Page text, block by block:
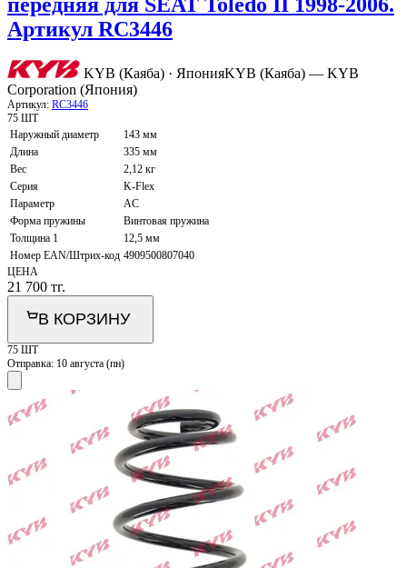
Артикул RC3446
KYB (Каяба) · ЯпонияKYB (Каяба) — KYB
Corporation (Япония)
Артикул: RC3446
75 ШТ
Наружный диаметр
143 мм
Длина
335 мм
Вес
2,12 кг
Серия
K-Flex
Параметр
AC
Форма пружины
Винтовая пружина
Толщина 1
12,5 мм
Номер EAN/Штрих-код 4909500807040
ЦЕНА
21 700 тг.
В КОРЗИНУ
75 ШТ
Отправка: 10 августа (пн)